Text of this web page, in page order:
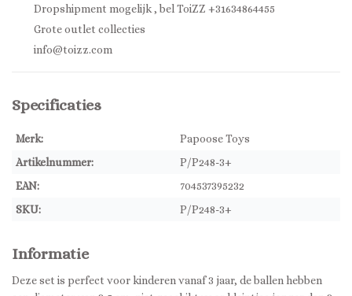
Dropshipment mogelijk , bel ToiZZ +31634864455
Grote outlet collecties
info@toizz.com
Specificaties
Merk:
Papoose Toys
Artikelnummer:
P/P248-3+
EAN:
704537395232
SKU:
P/P248-3+
Informatie
Deze set is perfect voor kinderen vanaf 3 jaar, de ballen hebben